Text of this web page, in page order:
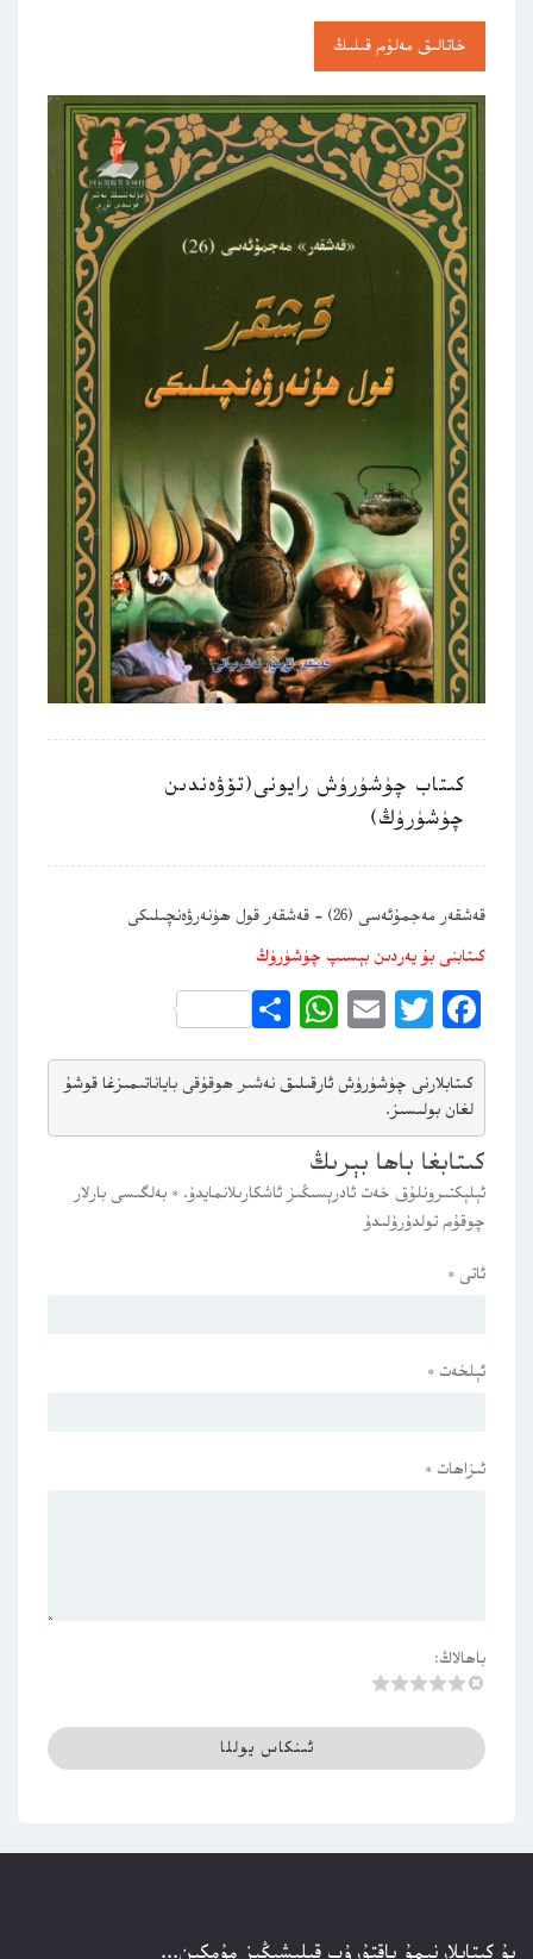
خاتالىق مەلۇم قىلىڭ
كىتاب چۈشۈرۈش رايونى(تۆۋەندىن
چۈشۈرۈڭ)
قەشقەر مەجمۇئەسى (26) – قەشقەر قول ھۈنەرۋەنچىلىكى
كىتابنى بۇ يەردىن بېسىپ چۈشۈرۈڭ
Facebook
Twitter
Email
WhatsApp
Share
كىتابلارنى چۈشۈرۈش ئارقىلىق نەشىر ھوقۇقى باياناتىمىزغا قوشۇ
لغان بولىسىز.
كىتابغا باھا بېرىڭ
ئېلېكتىرونلۇق خەت ئادرېسىڭىز ئاشكارىلانمايدۇ. * بەلگىسى بارلار
چوقۇم تولدۇرۇلىدۇ
ئاتى *
ئېلخەت *
ئىزاھات *
باھالاڭ: